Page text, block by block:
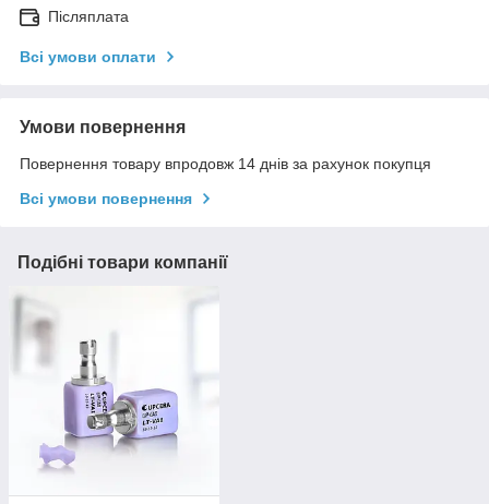
Післяплата
Всі умови оплати
Умови повернення
Повернення товару впродовж 14 днів за рахунок покупця
Всі умови повернення
Подібні товари компанії